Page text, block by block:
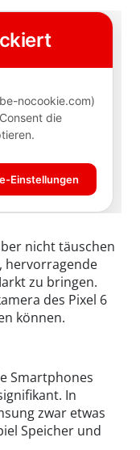
nicht täuschen
hervorragende
zu bringen.
des Pixel 6
können.
Smartphones
In
zwar etwas
Speicher und